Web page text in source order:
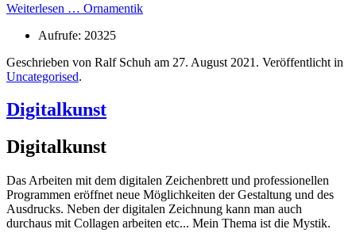
Weiterlesen … Ornamentik
Aufrufe: 20325
Geschrieben von Ralf Schuh am 27. August 2021 . Veröffentlicht in
Uncategorised.
Digitalkunst
Digitalkunst
Das Arbeiten mit dem digitalen Zeichenbrett und professionellen
Programmen eröffnet neue Möglichkeiten der Gestaltung und des
Ausdrucks. Neben der digitalen Zeichnung kann man auch
durchaus mit Collagen arbeiten etc... Mein Thema ist die Mystik.